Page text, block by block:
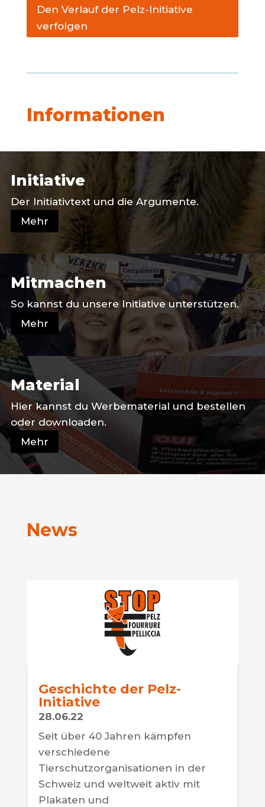
Den Verlauf der Pelz-Initiative
verfolgen
Informationen
Initiative
Der Initiativtext und die Argumente.
Mehr
Mitmachen
So kannst du unsere Initiative unterstützen.
Mehr
Material
Hier kannst du Werbematerial und bestellen
oder downloaden.
Mehr
News
Geschichte der Pelz-
Initiative
28.06.22
Seit über 40 Jahren kämpfen
verschiedene
Tierschutzorganisationen in der
Schweiz und weltweit aktiv mit
Plakaten und